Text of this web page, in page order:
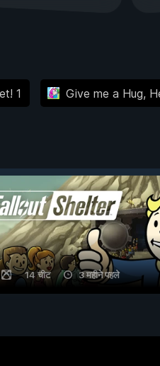
1 Give me a Hug,
14 चीट 3 महीने पहले